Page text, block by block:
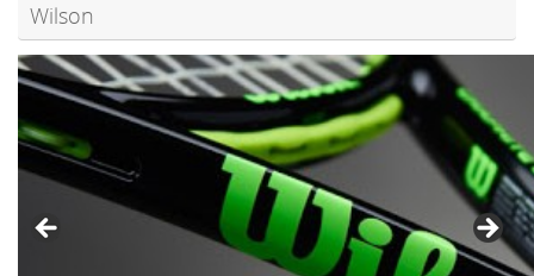
Wilson